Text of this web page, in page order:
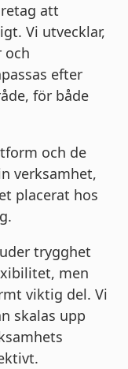
att
Vi utvecklar,
och
efter
för både
och de
verksamhet,
placerat hos
trygghet
men
viktig del. Vi
skalas upp